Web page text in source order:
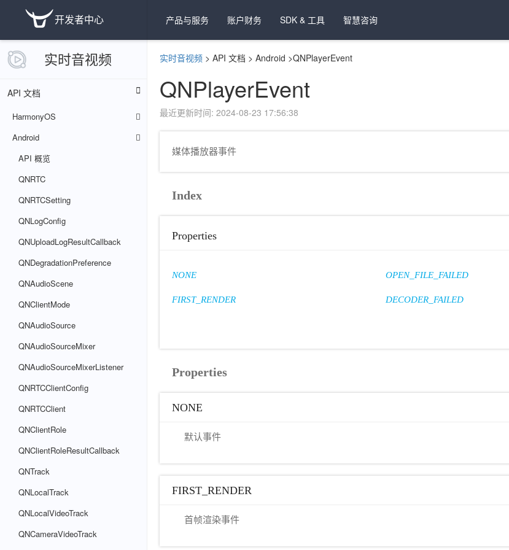
开发者中心 产品与服务 账户财务 SDK & 工具 智慧咨询
实时音视频
API 文档
HarmonyOS
Android
API 概览
QNRTC
QNRTCSetting
QNLogConfig
QNUploadLogResultCallback
QNDegradationPreference
QNAudioScene
QNClientMode
QNAudioSource
QNAudioSourceMixer
QNAudioSourceMixerListener
QNRTCClientConfig
QNRTCClient
QNClientRole
QNClientRoleResultCallback
QNTrack
QNLocalTrack
QNLocalVideoTrack
QNCameraVideoTrack
实时音视频 > API 文档 > Android >QNPlayerEvent
QNPlayerEvent
最近更新时间: 2024-08-23 17:56:38
媒体播放器事件
Index
Properties
NONE
FIRST_RENDER
OPEN_FILE_FAILED
DECODER_FAILED
Properties
NONE
默认事件
FIRST_RENDER
首帧渲染事件